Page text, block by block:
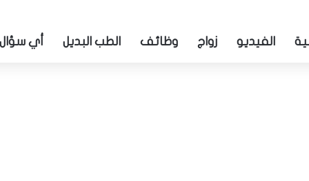
الفيديو زواج وظائف الطب البديل أي سؤال